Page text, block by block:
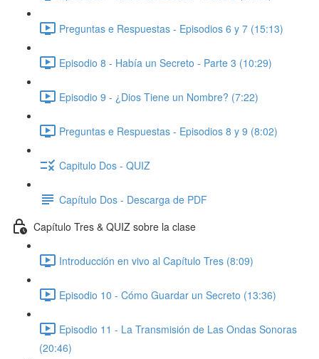
Preguntas e Respuestas - Episodios 6 y 7 (15:13)
Episodio 8 - Había un Secreto - Parte 3 (10:29)
Episodio 9 - ¿Dios Tiene un Nombre? (7:22)
Preguntas e Respuestas - Episodios 8 y 9 (8:02)
Capitulo Dos - QUIZ
Capítulo Dos - Descarga de PDF
Capítulo Tres & QUIZ sobre la clase
Introducción en vivo al Capítulo Tres (8:09)
Episodio 10 - Cómo Guardar un Secreto (13:36)
Episodio 11 - La Transmisión de Las Ondas Sonoras
(20:46)